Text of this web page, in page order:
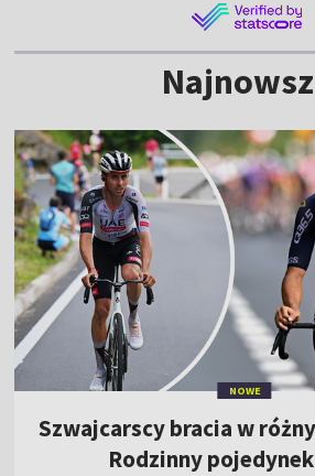
NOWE
Szwajcarscy bracia w
Rodzinny